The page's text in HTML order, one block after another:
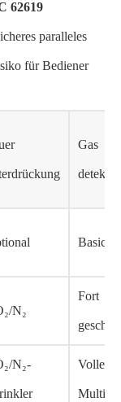
62619
paralleles
für Bediener
Gas
Basic
N₂
Fort
N₂- Volles
Multi-